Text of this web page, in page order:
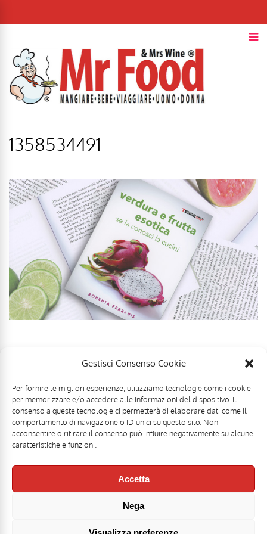
Gestisci Consenso Cookie
Per fornire le migliori esperienze, utilizziamo tecnologie come i cookie
per memorizzare e/o accedere alle informazioni del dispositivo. Il
consenso a queste tecnologie ci permetterà di elaborare dati come il
comportamento di navigazione o ID unici su questo sito. Non
acconsentire o ritirare il consenso può influire negativamente su alcune
caratteristiche e funzioni.
Accetta
Nega
1358534491
Mr Food & Mrs Wine è una testata registrata di
Direttore responsabile: Stefano Belli [DISCLAIMER